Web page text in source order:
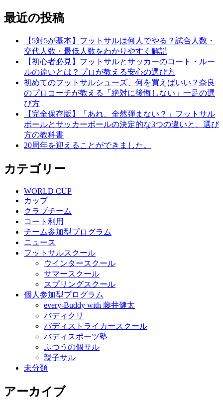
最近の投稿
【5対5が基本】フットサルは何人でやる？試合人数・
交代人数・最低人数をわかりやすく解説
【初心者必見】フットサルとサッカーのコート・ルー
ルの違いとは？プロが教える安心の選び方
初めてのフットサルシューズ、何を買えばいい？奈良
のプロコーチが教える「絶対に後悔しない」一足の選
び方
【完全保存版】「あれ、全然弾まない？」フットサル
ボールとサッカーボールの決定的な3つの違いと、選び
方の教科書
20周年を迎えることができました。
カテゴリー
WORLD CUP
カップ
クラブチーム
コート利用
チーム参加型プログラム
ニュース
フットサルスクール
ウインタースクール
サマースクール
スプリングスクール
個人参加型プログラム
every-Buddy with 藤井健太
バディクリ
バディストライカースクール
バディスポーツ塾
ふつうの個サル
親子サル
未分類
アーカイブ